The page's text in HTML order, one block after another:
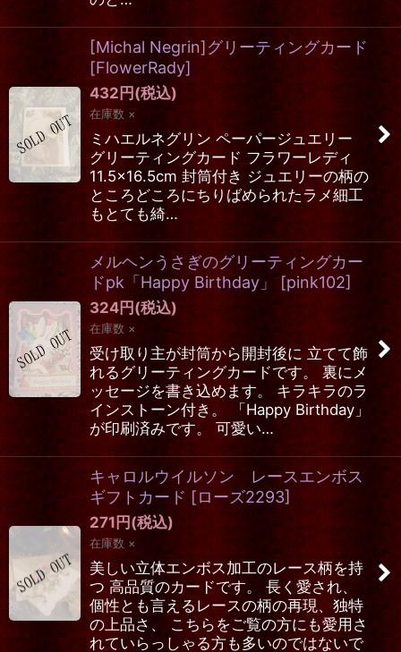
[Michal Negrin]グリーティングカード
[FlowerRady]
432 円 (税込)
在庫数 ×
ミハエルネグリン ペーパージュエリー
グリーティングカード フラワーレディ
11.5×16.5cm 封筒付き ジュエリーの柄の
ところどころにちりばめられたラメ細工
もとても綺…
メルヘンうさぎのグリーティングカー
ドpk「Happy Birthday」 [pink102]
324円 (税込)
在庫数 ×
受け取り主が封筒から開封後に 立てて飾
れるグリーティングカードです。 裏にメ
ッセージを書き込めます。 キラキラのラ
インストーン付き。 「Happy Birthday」
が印刷済みです。 可愛い…
キャロルウイルソン レースエンボス
ギフトカード [ローズ2293]
271 円 (税込)
在庫数 ×
美しい立体エンボス加工のレース柄を持
つ 高品質のカードです。 長く愛され、
個性とも言えるレースの柄の再現、独特
の上品さ、 こちらをご覧の方にも愛用さ
れていらっしゃる方も多いのではないで